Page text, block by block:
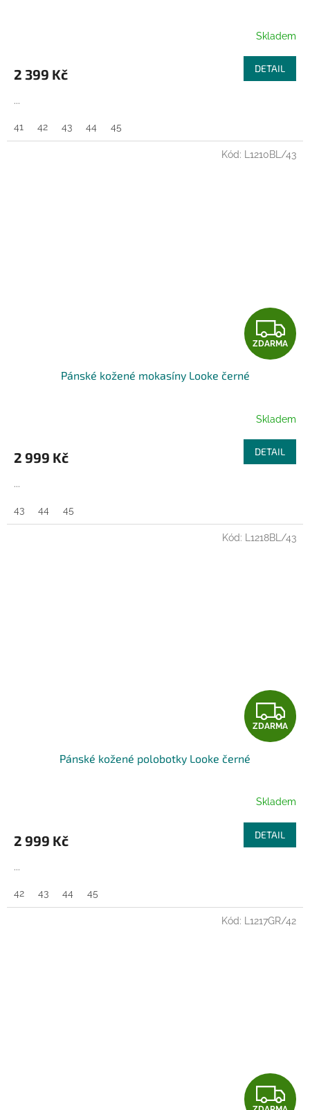
R
M
A
Skladem
2 399 Kč DETAIL
...
41 42 43 44 45
Z
D
R
M
A
ZDARMA
Pánské kožené mokasíny Looke černé
Skladem
2 999 Kč DETAIL
...
43 44 45
Kód: L1210BL/43
Z
D
R
M
A
ZDARMA
Pánské kožené polobotky Looke černé
Skladem
2 999 Kč DETAIL
...
42 43 44 45
Kód: L1218BL/43
Z
Kód: L1217GR/42